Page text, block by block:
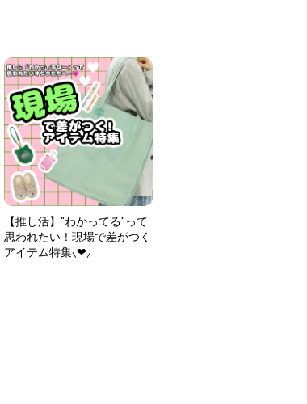
【推し活】"わかってる"って
思われたい！現場で差がつく
アイテム特集⸜❤︎⸝